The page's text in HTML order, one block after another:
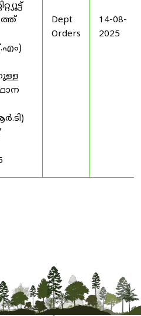
Dept
Orders
14-08-
2025